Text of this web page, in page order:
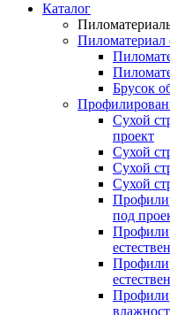
Каталог
Пиломатериал
Брусок
Сухой
проект
Сухой
Сухой
Сухой
под